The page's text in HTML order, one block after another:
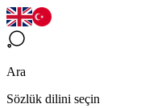
Ara
Sözlük dilini seçin